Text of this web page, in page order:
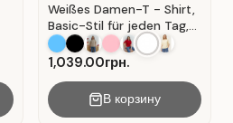
Weißes Damen-T - Shirt,
Basic-Stil für jeden Tag,
Material: Weißer Kater
1,039.00грн.
В корзину